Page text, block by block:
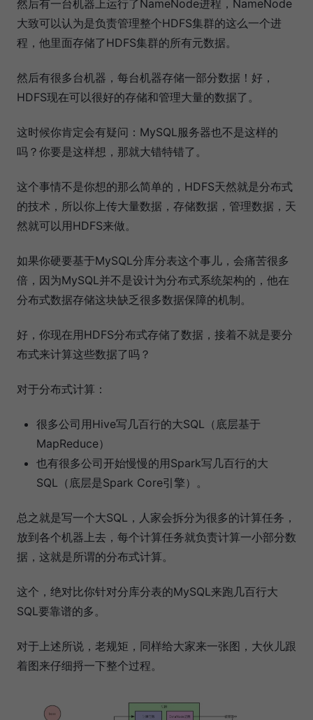
然后有一台机器上运行了NameNode进程，NameNode
大致可以认为是负责管理整个HDFS集群的这么一个进
程，他里面存储了HDFS集群的所有元数据。
然后有很多台机器，每台机器存储一部分数据！好，
HDFS现在可以很好的存储和管理大量的数据了。
这时候你肯定会有疑问：MySQL服务器也不是这样的
吗？你要是这样想，那就大错特错了。
这个事情不是你想的那么简单的，HDFS天然就是分布式
的技术，所以你上传大量数据，存储数据，管理数据，天
然就可以用HDFS来做。
如果你硬要基于MySQL分库分表这个事儿，会痛苦很多
倍，因为MySQL并不是设计为分布式系统架构的，他在
分布式数据存储这块缺乏很多数据保障的机制。
好，你现在用HDFS分布式存储了数据，接着不就是要分
布式来计算这些数据了吗？
对于分布式计算：
很多公司用Hive写几百行的大SQL（底层基于
MapReduce）
也有很多公司开始慢慢的用Spark写几百行的大
SQL（底层是Spark Core引擎）。
总之就是写一个大SQL，人家会拆分为很多的计算任务，
放到各个机器上去，每个计算任务就负责计算一小部分数
据，这就是所谓的分布式计算。
这个，绝对比你针对分库分表的MySQL来跑几百行大
SQL要靠谱的多。
对于上述所说，老规矩，同样给大家来一张图，大伙儿跟
着图来仔细捋一下整个过程。